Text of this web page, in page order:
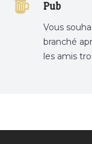
Pub
Vous
branché
les amis